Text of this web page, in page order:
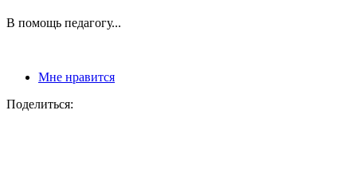
В помощь педагогу...
Мне нравится
Поделиться: